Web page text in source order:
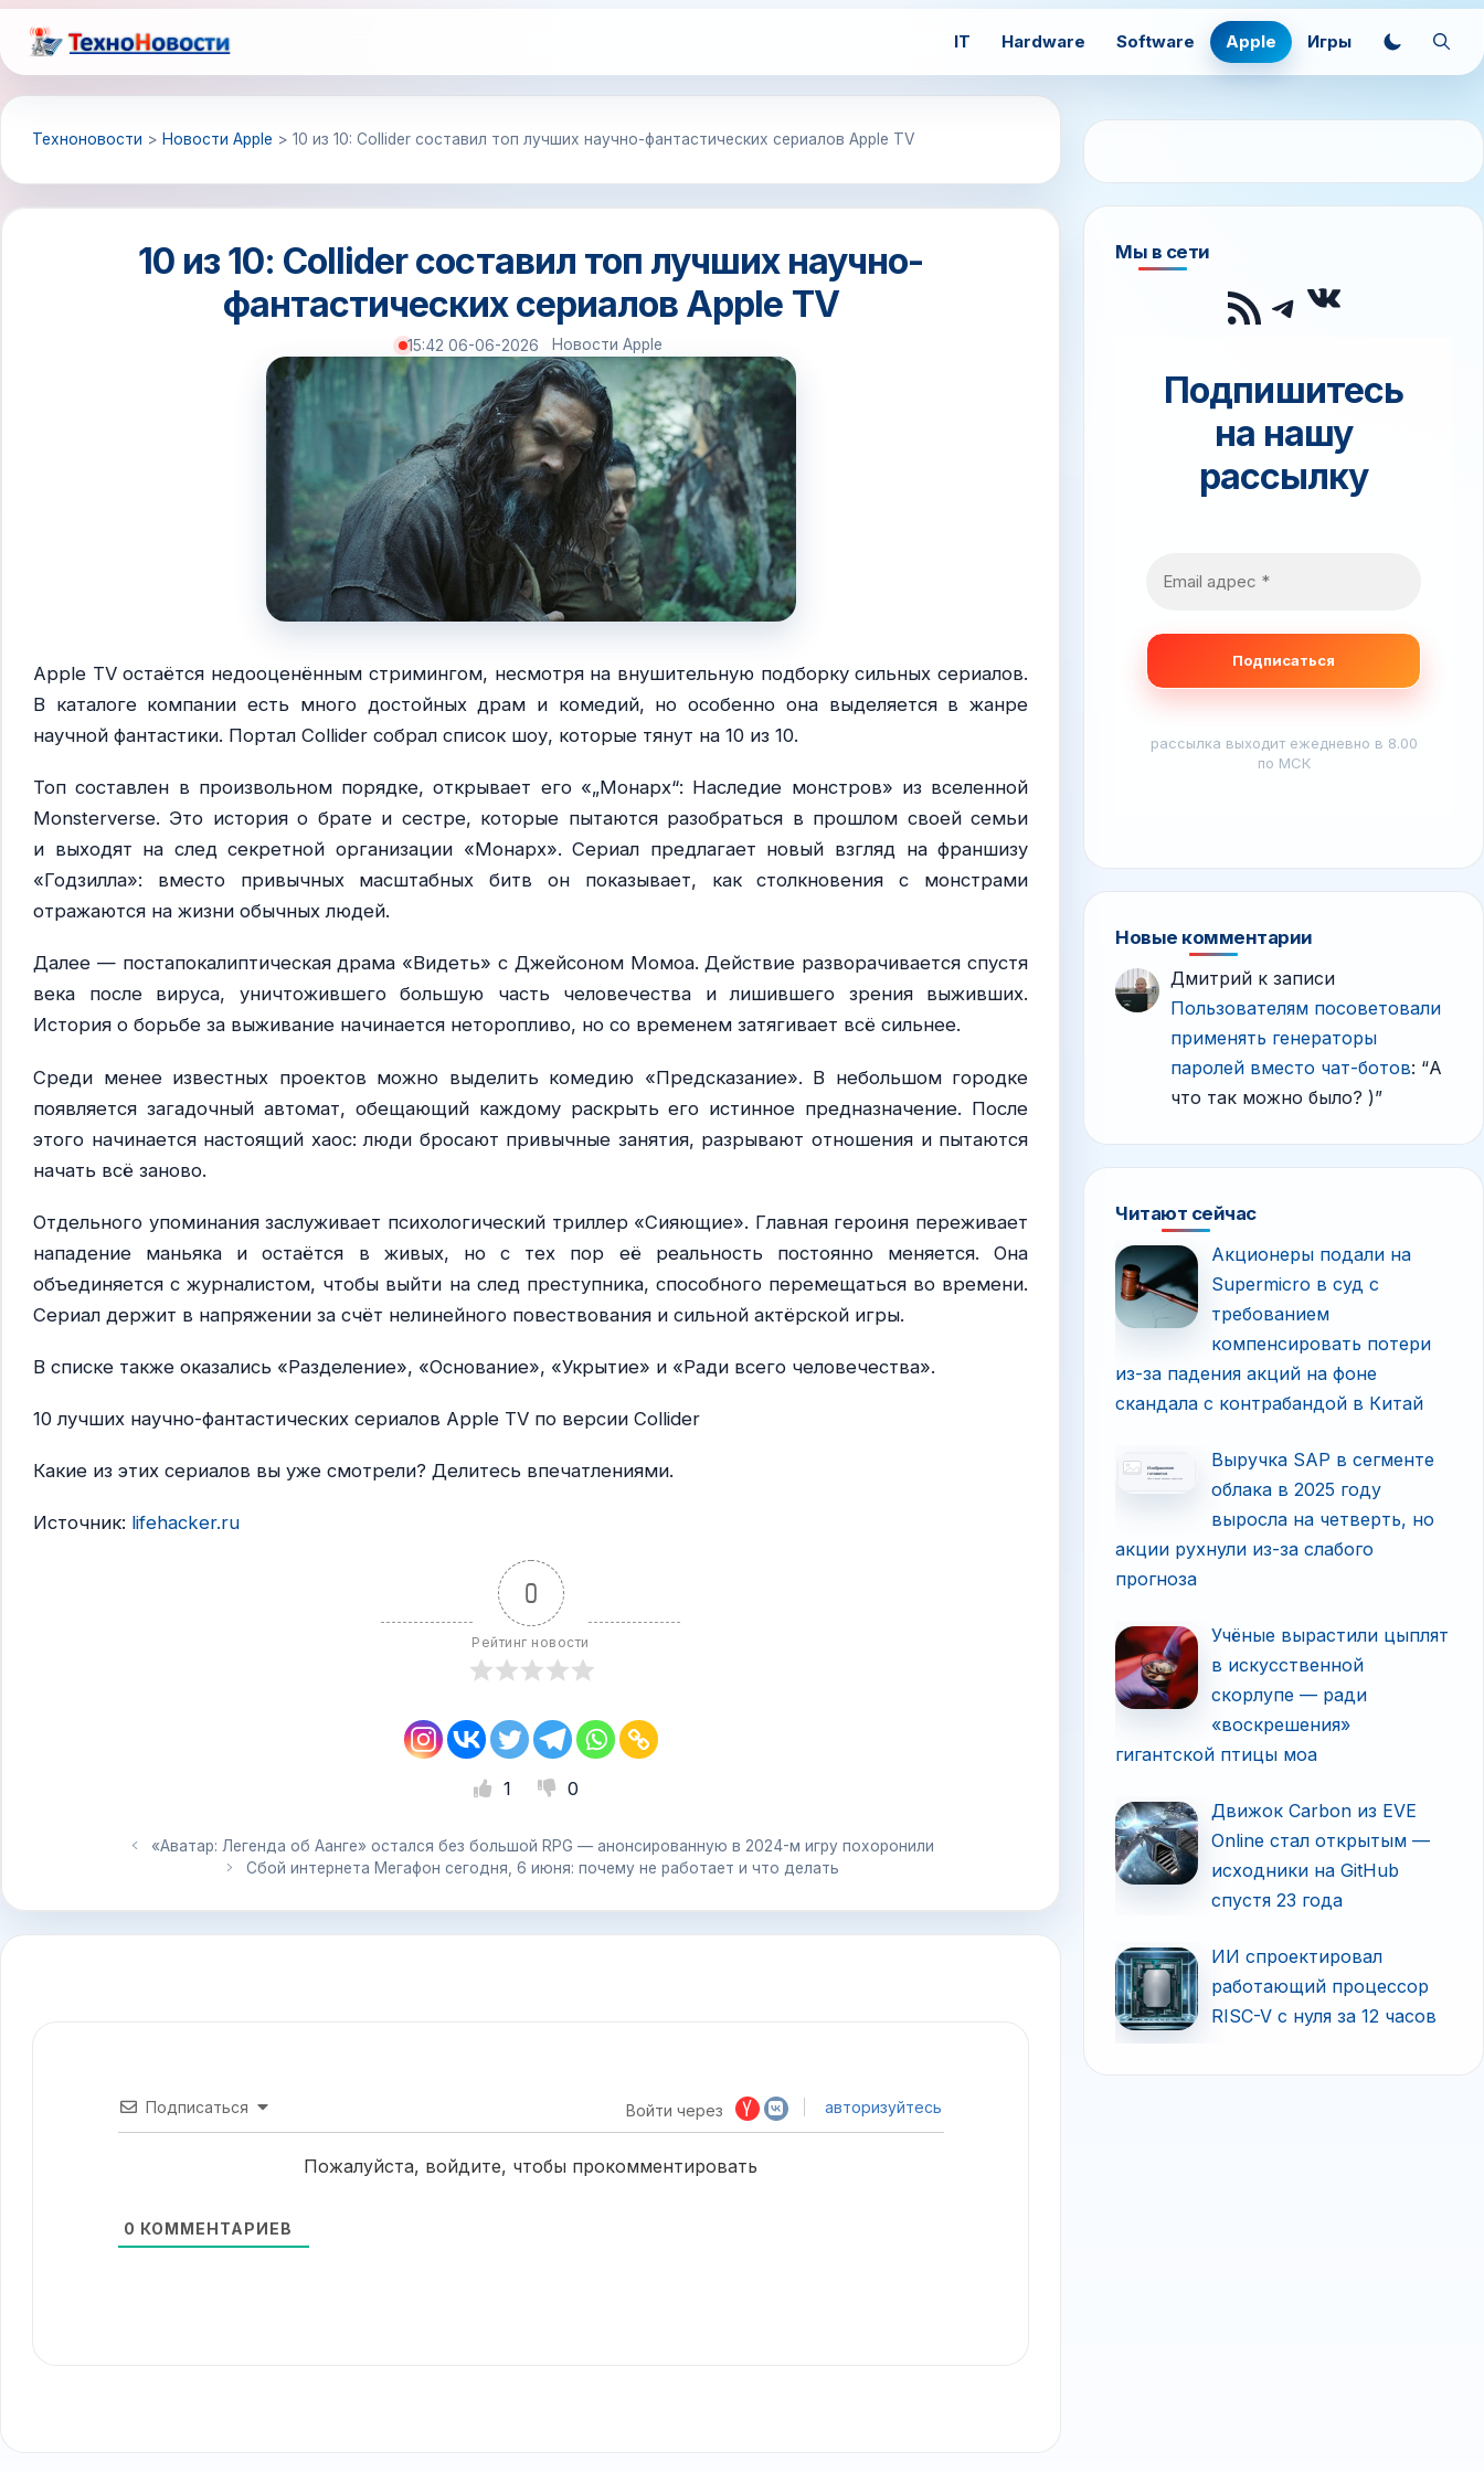
Перейти
к
содержимому
IT Hardware Software Apple Игры
Техноновости > Новости Apple > 10 из 10: Collider составил топ лучших научно-фантастических сериалов Apple TV
10 из 10: Collider составил топ лучших научно-
фантастических сериалов Apple TV
15:42 06-06-2026 Новости Apple
Apple TV остаётся недооценённым стримингом, несмотря на внушительную подборку сильных сериалов.
В каталоге компании есть много достойных драм и комедий, но особенно она выделяется в жанре
научной фантастики. Портал Collider собрал список шоу, которые тянут на 10 из 10.
Топ составлен в произвольном порядке, открывает его «„Монарх“: Наследие монстров» из вселенной
Monsterverse. Это история о брате и сестре, которые пытаются разобраться в прошлом своей семьи
и выходят на след секретной организации «Монарх». Сериал предлагает новый взгляд на франшизу
«Годзилла»: вместо привычных масштабных битв он показывает, как столкновения с монстрами
отражаются на жизни обычных людей.
Далее — постапокалиптическая драма «Видеть» с Джейсоном Момоа. Действие разворачивается спустя
века после вируса, уничтожившего большую часть человечества и лишившего зрения выживших.
История о борьбе за выживание начинается неторопливо, но со временем затягивает всё сильнее.
Среди менее известных проектов можно выделить комедию «Предсказание». В небольшом городке
появляется загадочный автомат, обещающий каждому раскрыть его истинное предназначение. После
этого начинается настоящий хаос: люди бросают привычные занятия, разрывают отношения и пытаются
начать всё заново.
Отдельного упоминания заслуживает психологический триллер «Сияющие». Главная героиня переживает
нападение маньяка и остаётся в живых, но с тех пор её реальность постоянно меняется. Она
объединяется с журналистом, чтобы выйти на след преступника, способного перемещаться во времени.
Сериал держит в напряжении за счёт нелинейного повествования и сильной актёрской игры.
В списке также оказались «Разделение», «Основание», «Укрытие» и «Ради всего человечества».
10 лучших научно-фантастических сериалов Apple TV по версии Collider
Какие из этих сериалов вы уже смотрели? Делитесь впечатлениями.
Источник: lifehacker.ru
0
Рейтинг новости
1 0
«Аватар: Легенда об Аанге» остался без большой RPG — анонсированную в 2024-м игру похоронили
Сбой интернета Мегафон сегодня, 6 июня: почему не работает и что делать
Подписаться Войти через авторизуйтесь
Пожалуйста, войдите, чтобы прокомментировать
0 КОММЕНТАРИЕВ
Мы в сети
RSS-лента
Telegram
Подпишитесь
на нашу
рассылку
рассылка выходит ежедневно в 8.00
по МСК
Новые комментарии
Дмитрий к записи
Пользователям посоветовали
применять генераторы
паролей вместо чат-ботов: “А
что так можно было? )”
Читают сейчас
Акционеры подали на
Supermicro в суд с
требованием
компенсировать потери
из-за падения акций на фоне
скандала с контрабандой в Китай
Выручка SAP в сегменте
облака в 2025 году
выросла на четверть, но
акции рухнули из-за слабого
прогноза
Учёные вырастили цыплят
в искусственной
скорлупе — ради
«воскрешения»
гигантской птицы моа
Движок Carbon из EVE
Online стал открытым —
исходники на GitHub
спустя 23 года
ИИ спроектировал
работающий процессор
RISC-V с нуля за 12 часов